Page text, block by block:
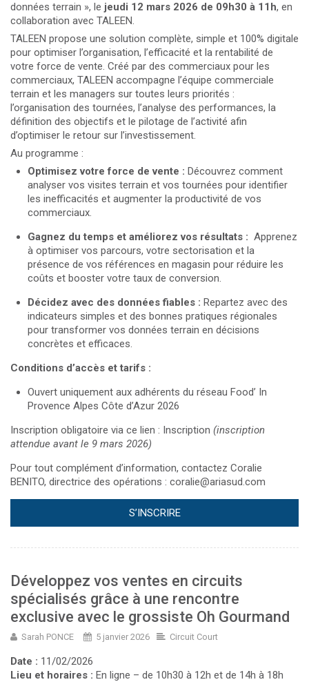
données terrain », le jeudi 12 mars 2026 de 09h30 à 11h, en
collaboration avec TALEEN.
TALEEN propose une solution complète, simple et 100% digitale
pour optimiser l’organisation, l’efficacité et la rentabilité de
votre force de vente. Créé par des commerciaux pour les
commerciaux, TALEEN accompagne l’équipe commerciale
terrain et les managers sur toutes leurs priorités :
l’organisation des tournées, l’analyse des performances, la
définition des objectifs et le pilotage de l’activité afin
d’optimiser le retour sur l’investissement.
Au programme :
Optimisez votre force de vente : Découvrez comment
analyser vos visites terrain et vos tournées pour identifier
les inefficacités et augmenter la productivité de vos
commerciaux.
Gagnez du temps et améliorez vos résultats : Apprenez
à optimiser vos parcours, votre sectorisation et la
présence de vos références en magasin pour réduire les
coûts et booster votre taux de conversion.
Décidez avec des données fiables : Repartez avec des
indicateurs simples et des bonnes pratiques régionales
pour transformer vos données terrain en décisions
concrètes et efficaces.
Conditions d’accès et tarifs :
Ouvert uniquement aux adhérents du réseau Food’ In
Provence Alpes Côte d’Azur 2026
Inscription obligatoire via ce lien : Inscription (inscription
attendue avant le 9 mars 2026)
Pour tout complément d’information, contactez Coralie
BENITO, directrice des opérations : coralie@ariasud.com
S’INSCRIRE
Développez vos ventes en circuits
spécialisés grâce à une rencontre
exclusive avec le grossiste Oh Gourmand
Sarah PONCE 5 janvier 2026 Circuit Court
Date : 11/02/2026
Lieu et horaires : En ligne – de 10h30 à 12h et de 14h à 18h